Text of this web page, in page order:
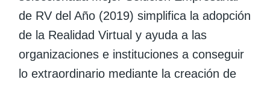
de RV del Año (2019) simplifica la adopción
de la Realidad Virtual y ayuda a las
organizaciones e instituciones a conseguir
lo extraordinario mediante la creación de